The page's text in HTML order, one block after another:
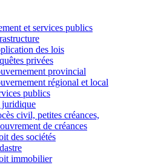
et services publics
des lois
privées
provincial
régional et local
publics
civil, petites créances,
de créances
des sociétés
immobilier